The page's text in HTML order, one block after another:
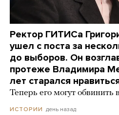
Ректор ГИТИСа
ушел с поста за
до выборов. Он
протеже Владимира
лет старался
Теперь его могут обвинить
ИСТОРИИ день назад